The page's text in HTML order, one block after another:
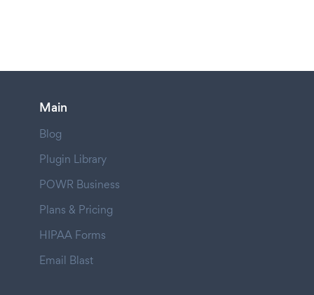
Main
Blog
Plugin Library
POWR Business
Plans & Pricing
HIPAA Forms
Email Blast